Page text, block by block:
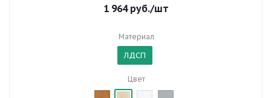
1 964руб./шт
Материал
ЛДСП
Цвет